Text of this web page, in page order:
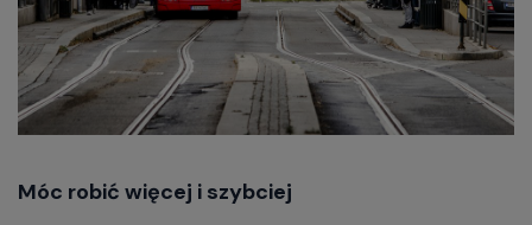
Móc robić więcej i szybciej